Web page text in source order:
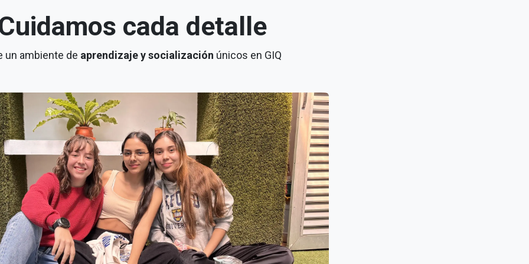
cada detalle
un ambiente de aprendizaje y socialización únicos en GIQ